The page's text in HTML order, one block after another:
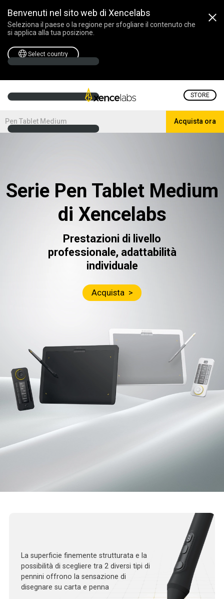
Benvenuti nel sito web di Xencelabs
Seleziona il paese o la regione per sfogliare il contenuto che
si applica alla tua posizione.
Select country
STORE
Pen Tablet Medium Acquista ora
Serie Pen Tablet Medium
di Xencelabs
Prestazioni di livello
professionale, adattabilità
individuale
Acquista >
La superficie finemente strutturata e la
possibilità di scegliere tra 2 diversi tipi di
pennini offrono la sensazione di
disegnare su carta e penna